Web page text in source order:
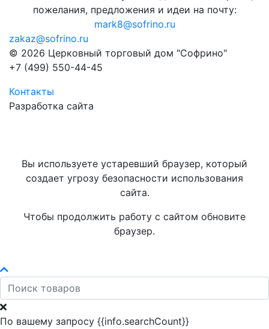
пожелания, предложения и идеи на почту:
mark8@sofrino.ru
zakaz@sofrino.ru
© 2026 Церковный торговый дом "Софрино"
+7 (499) 550-44-45
Контакты
Разработка сайта
Вы используете устаревший браузер, который
создает угрозу безопасности использования
сайта.
Чтобы продолжить работу с сайтом обновите
браузер.
По вашему запросу {{info.searchCount}}